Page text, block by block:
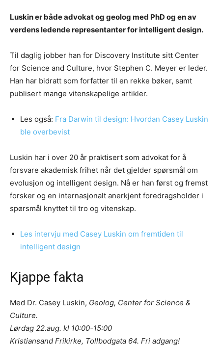
Luskin er både advokat og geolog med PhD og en av
verdens ledende representanter for intelligent design.
Til daglig jobber han for Discovery Institute sitt Center
for Science and Culture, hvor Stephen C. Meyer er leder.
Han har bidratt som forfatter til en rekke bøker, samt
publisert mange vitenskapelige artikler.
Les også: Fra Darwin til design: Hvordan Casey Luskin
ble overbevist
Luskin har i over 20 år praktisert som advokat for å
forsvare akademisk frihet når det gjelder spørsmål om
evolusjon og intelligent design. Nå er han først og fremst
forsker og en internasjonalt anerkjent foredragsholder i
spørsmål knyttet til tro og vitenskap.
Les intervju med Casey Luskin om fremtiden til
intelligent design
Kjappe fakta
Med Dr. Casey Luskin, Geolog, Center for Science &
Culture.
Lørdag 22.aug. kl 10:00-15:00
Kristiansand Frikirke, Tollbodgata 64. Fri adgang!